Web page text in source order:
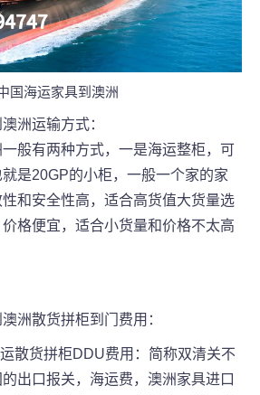
国海运家具到澳洲
洲运输方式：
般有两种方式，一是海运整柜，可
是20GP的小柜，一般一个家的家
和安全性高，适合高货值大货量选
格便宜，适合小货量和价格不太高
洲散货拼柜到门费用：
散货拼柜DDU费用：简称双清关不
出口报关，海运费，澳洲家具进口